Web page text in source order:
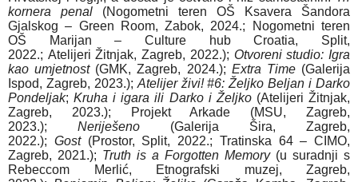
kornera penal (Nogometni teren OŠ Ksavera Šandora
Gjalskog – Green Room, Zabok, 2024.; Nogometni teren
OŠ Marijan – Culture hub Croatia, Split,
2022.; Atelijeri Žitnjak, Zagreb, 2022.); Otvoreni studio: Igra
kao umjetnost(GMK, Zagreb, 2024.); Extra Time(Galerija
Ispod, Zagreb, 2023.); Atelijer živi! #6: Željko Beljan i Darko
Pondeljak;Kruha i igara ili Darko i Željko(Atelijeri Žitnjak,
Zagreb, 2023.); Projekt Arkade (MSU, Zagreb,
2023.); Neriješeno (Galerija Šira, Zagreb,
2022.); Gost (Prostor, Split, 2022.; Tratinska 64 – CIMO,
Zagreb, 2021.); Truth is a Forgotten Memory(u suradnji s
Rebeccom Merlić, Etnografski muzej, Zagreb,